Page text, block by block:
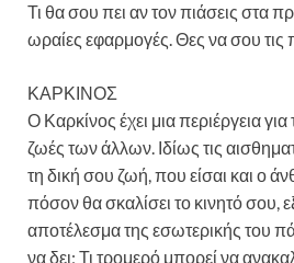
Τι θα σου πει αν τον πιάσεις στα
ωραίες εφαρμογές. Θες να σου τις
ΚΑΡΚΙΝΟΣ
Ο Καρκίνος έχει μια περιέργεια για
ζωές των άλλων. Ιδίως τις
τη δική σου ζωή, που είσαι και ο
πόσον θα σκαλίσει το κινητό σου,
αποτέλεσμα της εσωτερικής του
να δει; Τι τρομερό μπορεί να